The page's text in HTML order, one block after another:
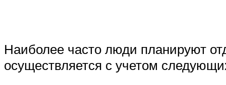
Наиболее часто люди планируют
осуществляется с учетом